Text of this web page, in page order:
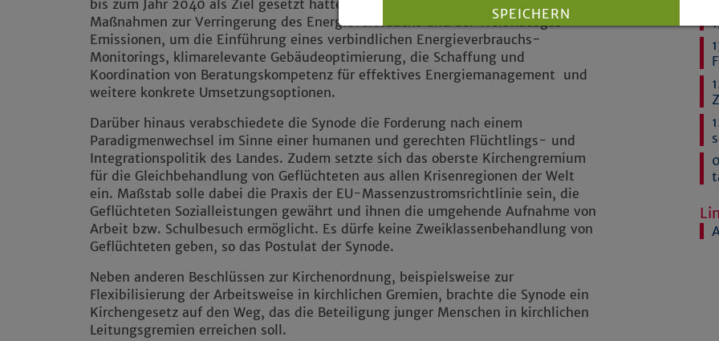
bis zum Jahr 2040 als Ziel gesetzt hatte. Dabei geht es um konkrete
Maßnahmen zur Verringerung des Energieverbrauchs und der Treibhausgas-
Emissionen, um die Einführung eines verbindlichen Energieverbrauchs-
Monitorings, klimarelevante Gebäudeoptimierung, die Schaffung und
Koordination von Beratungskompetenz für effektives Energiemanagement und
weitere konkrete Umsetzungsoptionen.
Darüber hinaus verabschiedete die Synode die Forderung nach einem
Paradigmenwechsel im Sinne einer humanen und gerechten Flüchtlings- und
Integrationspolitik des Landes. Zudem setzte sich das oberste Kirchengremium
für die Gleichbehandlung von Geflüchteten aus allen Krisenregionen der Welt
ein. Maßstab solle dabei die Praxis der EU-Massenzustromsrichtlinie sein, die
Geflüchteten Sozialleistungen gewährt und ihnen die umgehende Aufnahme von
Arbeit bzw. Schulbesuch ermöglicht. Es dürfe keine Zweiklassenbehandlung von
Geflüchteten geben, so das Postulat der Synode.
Neben anderen Beschlüssen zur Kirchenordnung, beispielsweise zur
Flexibilisierung der Arbeitsweise in kirchlichen Gremien, brachte die Synode ein
Kirchengesetz auf den Weg, das die Beteiligung junger Menschen in kirchlichen
Leitungsgremien erreichen soll.
SPEICHERN
Details anzeigen
Impressum |Datenschutz